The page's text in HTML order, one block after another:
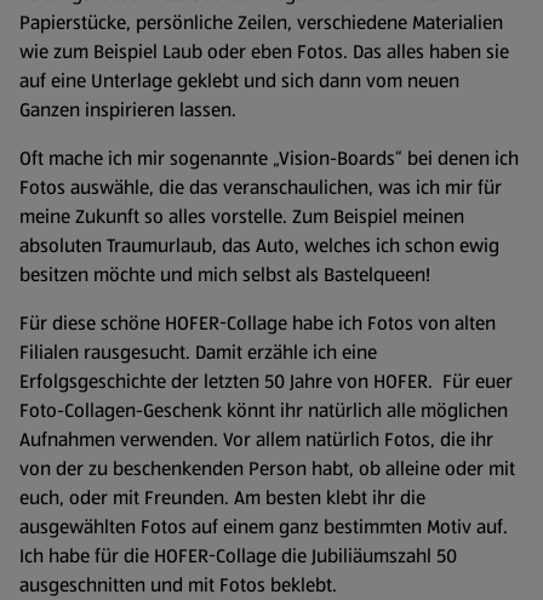
Papierstücke, persönliche Zeilen, verschiedene Materialien
wie zum Beispiel Laub oder eben Fotos. Das alles haben sie
auf eine Unterlage geklebt und sich dann vom neuen
Ganzen inspirieren lassen.
Oft mache ich mir sogenannte „Vision-Boards“ bei denen ich
Fotos auswähle, die das veranschaulichen, was ich mir für
meine Zukunft so alles vorstelle. Zum Beispiel meinen
absoluten Traumurlaub, das Auto, welches ich schon ewig
besitzen möchte und mich selbst als Bastelqueen!
Für diese schöne HOFER-Collage habe ich Fotos von alten
Filialen rausgesucht. Damit erzähle ich eine
Erfolgsgeschichte der letzten 50 Jahre von HOFER. Für euer
Foto-Collagen-Geschenk könnt ihr natürlich alle möglichen
Aufnahmen verwenden. Vor allem natürlich Fotos, die ihr
von der zu beschen­kenden Person habt, ob alleine oder mit
euch, oder mit Freunden. Am besten klebt ihr die
ausgewählten Fotos auf einem ganz bestimmten Motiv auf.
Ich habe für die HOFER-Collage die Jubiliäumszahl 50
ausgeschnitten und mit Fotos beklebt.